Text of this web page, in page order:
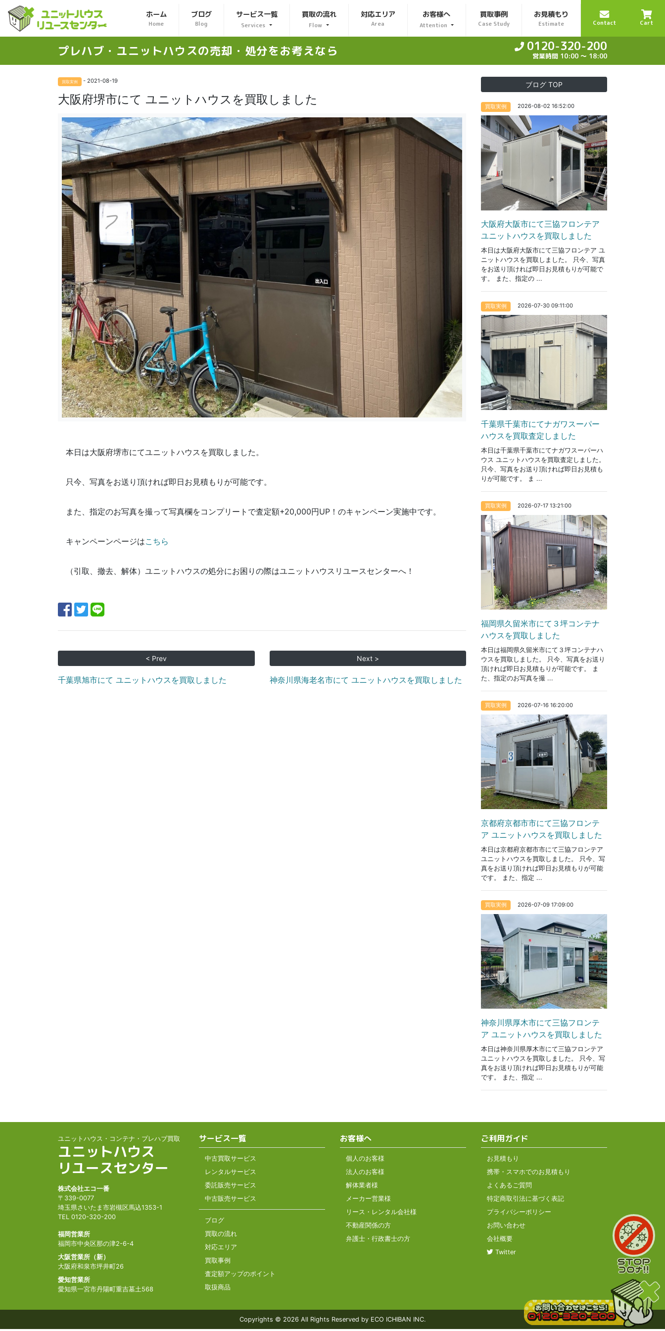
ホーム
Home
ブログ
Blog
サービス一覧
Services
買取の流れ
Flow
対応エリア
Area
お客様へ
Attention
買取事例
Case Study
お見積もり
Estimate Contact Cart
プレハブ・ユニットハウスの売却・処分をお考えなら 0120-320-200
営業時間 10:00 〜 18:00
買取実例 - 2021-08-19
大阪府堺市にて ユニットハウスを買取しました
本日は大阪府堺市にてユニットハウスを買取しました。
只今、写真をお送り頂ければ即日お見積もりが可能です。
また、指定のお写真を撮って写真欄をコンプリートで査定額+20,000円UP！のキャンペーン実施中です。
キャンペーンページはこちら
（引取、撤去、解体）ユニットハウスの処分にお困りの際はユニットハウスリユースセンターへ！
< Prev
千葉県旭市にて ユニットハウスを買取しました
Next >
神奈川県海老名市にて ユニットハウスを買取しました
ブログ TOP
買取実例 2026-08-02 16:52:00
大阪府大阪市にて三協フロンテア
ユニットハウスを買取しました
本日は大阪府大阪市にて三協フロンテア ユ
ニットハウスを買取しました。 只今、写真
をお送り頂ければ即日お見積もりが可能で
す。 また、指定の ...
買取実例 2026-07-30 09:11:00
千葉県千葉市にてナガワスーパー
ハウスを買取査定しました
本日は千葉県千葉市にてナガワスーパーハ
ウス ユニットハウスを買取査定しました。
只今、写真をお送り頂ければ即日お見積も
りが可能です。 ま ...
買取実例 2026-07-17 13:21:00
福岡県久留米市にて３坪コンテナ
ハウスを買取しました
本日は福岡県久留米市にて３坪コンテナハ
ウスを買取しました。 只今、写真をお送り
頂ければ即日お見積もりが可能です。 ま
た、指定のお写真を撮 ...
買取実例 2026-07-16 16:20:00
京都府京都市市にて三協フロンテ
ア ユニットハウスを買取しました
本日は京都府京都市市にて三協フロンテア
ユニットハウスを買取しました。 只今、写
真をお送り頂ければ即日お見積もりが可能
です。 また、指定 ...
買取実例 2026-07-09 17:09:00
神奈川県厚木市にて三協フロンテ
ア ユニットハウスを買取しました
本日は神奈川県厚木市にて三協フロンテア
ユニットハウスを買取しました。 只今、写
真をお送り頂ければ即日お見積もりが可能
です。 また、指定 ...
ユニットハウス・コンテナ・プレハブ買取
ユニットハウス
リユースセンター
株式会社エコ一番
〒339-0077
埼玉県さいたま市岩槻区馬込1353-1
TEL 0120-320-200
福岡営業所
福岡市中央区那の津2-6-4
大阪営業所（新）
大阪府和泉市坪井町26
愛知営業所
愛知県一宮市丹陽町重吉墓土568
サービス一覧
中古買取サービス
レンタルサービス
委託販売サービス
中古販売サービス
ブログ
買取の流れ
対応エリア
買取事例
査定額アップのポイント
取扱商品
お客様へ
個人のお客様
法人のお客様
解体業者様
メーカー営業様
リース・レンタル会社様
不動産関係の方
弁護士・行政書士の方
ご利用ガイド
お見積もり
携帯・スマホでのお見積もり
よくあるご質問
特定商取引法に基づく表記
プライバシーポリシー
お問い合わせ
会社概要
Twitter
Copyrights © 2026 All Rights Reserved by ECO ICHIBAN INC.